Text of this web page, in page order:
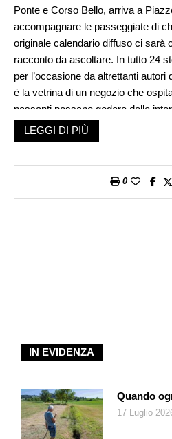
Ponte e Corso Bello, arriva a
accompagnare le passeggiate di
originale calendario diffuso ci sarà
racconto da ascoltare. In tutto 24
per l’occasione da altrettanti
è la vetrina di un negozio che
passanti possano godere delle
attrici coinvolti nel progetto. Alla
potranno ammirare le immagini
rinascimentali. Infine, la sera del
Katia Balmelli, Virginia Helbling,
sono stati raccolti nel volumeUn
cura di Gabriele Capelli Editore.
LEGGI DI PIÙ
0
IN EVIDENZA
Quando
17 Luglio